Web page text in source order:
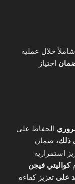
خلال عملية
اجتياز
الحفاظ على
ذلك، ضمان
استمرارية
كواليتي فيجن
على تعزيز كفاءة